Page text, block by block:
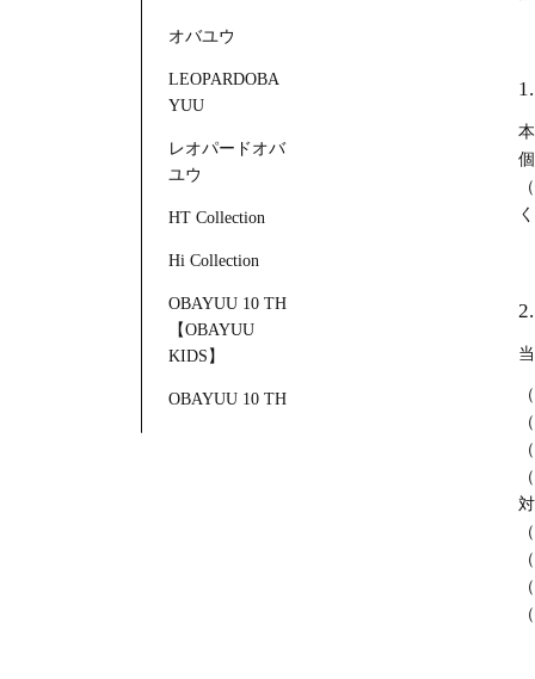
オバユウ
LEOPARDOBA
YUU
レオパードオバ
ユウ
HT Collection
Hi Collection
OBAYUU 10 TH
【OBAYUU
KIDS】
OBAYUU 10 TH